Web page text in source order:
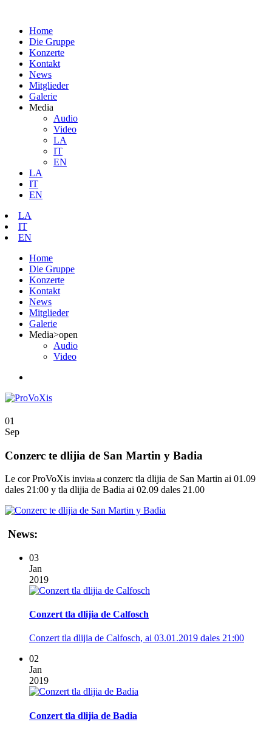
Home
Die Gruppe
Konzerte
Kontakt
News
Mitglieder
Galerie
Media
Audio
Video
LA
IT
EN
LA
IT
EN
LA
IT
EN
Home
Die Gruppe
Konzerte
Kontakt
News
Mitglieder
Galerie
Media>open
Audio
Video
01
Sep
Conzerc te dlijia de San Martin y Badia
Le cor ProVoXis inviëia ai conzerc tla dlijia de San Martin ai 01.09
dales 21:00 y tla dlijia de Badia ai 02.09 dales 21.00
News:
03
Jan
2019
Conzert tla dlijia de Calfosch
Conzert tla dlijia de Calfosch, ai 03.01.2019 dales 21:00
02
Jan
2019
Conzert tla dlijia de Badia